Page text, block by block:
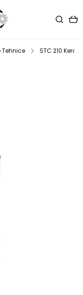
Tehnice STC 210